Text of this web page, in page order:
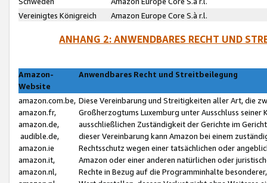
Vereinigtes Königreich
Amazon Europe Core S.à r.l.
ANHANG 2: ANWENDBARES RECHT UND
Amazon-
Website
Anwendbares Recht und Streitbeilegung
amazon.com.be,
amazon.fr,
amazon.de,
audible.de,
amazon.ie
amazon.it,
amazon.nl,
Diese Vereinbarung und Streitigkeiten aller Art, die
Großherzogtums Luxemburg unter Ausschluss
ausschließlichen Zuständigkeit der Gerichte im
dieser Vereinbarung kann Amazon bei einem
Rechtsschutz wegen einer tatsächlichen oder
Amazon oder einer anderen natürlichen oder
Rechte in Bezug auf die Programminhalte